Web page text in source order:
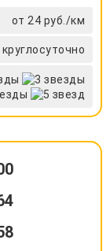
от 24 руб./км
круглосуточно